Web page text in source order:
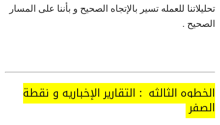
تحليلاتنا للعمله تسير بالإتجاه الصحيح و بأننا على المسار
الصحيح .
الخطوه الثالثه : التقارير الإخباريه و نقطة
الصفر